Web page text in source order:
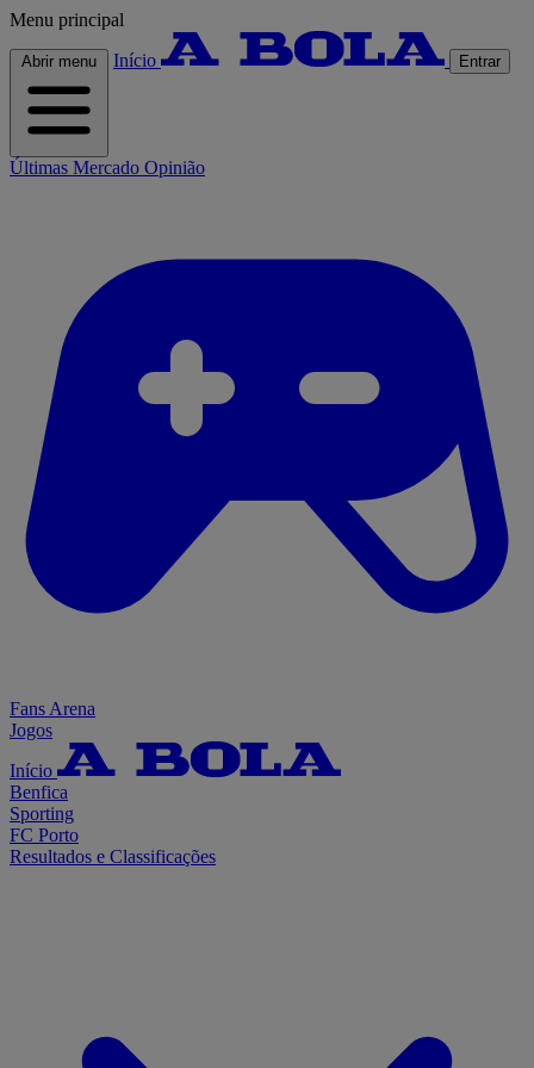
Menu principal
Abrir menu Início Entrar
Últimas Mercado Opinião
Fans Arena
Jogos
Início
Benfica
Sporting
FC Porto
Resultados e Classificações